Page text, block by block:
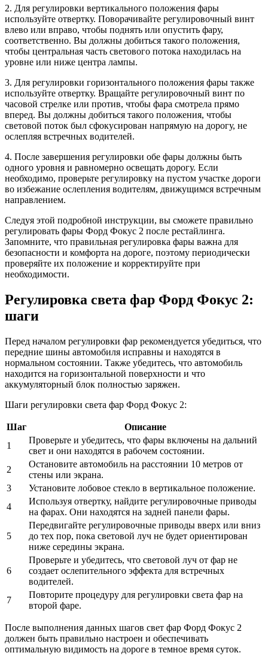
2. Для регулировки вертикального положения фары
используйте отвертку. Поворачивайте регулировочный винт
влево или вправо, чтобы поднять или опустить фару,
соответственно. Вы должны добиться такого положения,
чтобы центральная часть светового потока находилась на
уровне или ниже центра лампы.
3. Для регулировки горизонтального положения фары также
используйте отвертку. Вращайте регулировочный винт по
часовой стрелке или против, чтобы фара смотрела прямо
вперед. Вы должны добиться такого положения, чтобы
световой поток был сфокусирован напрямую на дорогу, не
ослепляя встречных водителей.
4. После завершения регулировки обе фары должны быть
одного уровня и равномерно освещать дорогу. Если
необходимо, проверьте регулировку на пустом участке дороги
во избежание ослепления водителям, движущимся встречным
направлением.
Следуя этой подробной инструкции, вы сможете правильно
регулировать фары Форд Фокус 2 после рестайлинга.
Запомните, что правильная регулировка фары важна для
безопасности и комфорта на дороге, поэтому периодически
проверяйте их положение и корректируйте при
необходимости.
Регулировка света фар Форд Фокус 2:
шаги
Перед началом регулировки фар рекомендуется убедиться, что
передние шины автомобиля исправны и находятся в
нормальном состоянии. Также убедитесь, что автомобиль
находится на горизонтальной поверхности и что
аккумуляторный блок полностью заряжен.
Шаги регулировки света фар Форд Фокус 2:
Шаг
Описание
1
Проверьте и убедитесь, что фары включены на дальний
свет и они находятся в рабочем состоянии.
2
Остановите автомобиль на расстоянии 10 метров от
стены или экрана.
3
Установите лобовое стекло в вертикальное положение.
4
Используя отвертку, найдите регулировочные приводы
на фарах. Они находятся на задней панели фары.
5
Передвигайте регулировочные приводы вверх или вниз
до тех пор, пока световой луч не будет ориентирован
ниже середины экрана.
6
Проверьте и убедитесь, что световой луч от фар не
создает ослепительного эффекта для встречных
водителей.
7
Повторите процедуру для регулировки света фар на
второй фаре.
После выполнения данных шагов свет фар Форд Фокус 2
должен быть правильно настроен и обеспечивать
оптимальную видимость на дороге в темное время суток.